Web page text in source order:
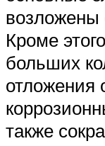
возложены
Кроме
больших
отложения
также